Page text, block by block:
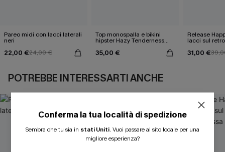
Pareo midi con lacci laterali
neri
22,00 €24,00 €
Top monospalla e bikini
hipster Hazy Tenderness
35,00 €
Release
lacci sul
31,00 €
POTREBBE INTERESSARTI ANCHE
Conferma la tua località di spedizione
Sembra che tu sia in stati Uniti. Vuoi passare al sito locale per una
migliore esperienza?
ISCRIVITI PER OTTENERE